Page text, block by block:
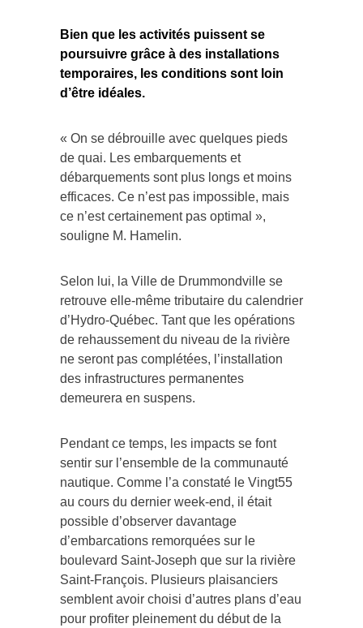
Bien que les activités puissent se
poursuivre grâce à des installations
temporaires, les conditions sont loin
d’être idéales.
« On se débrouille avec quelques pieds
de quai. Les embarquements et
débarquements sont plus longs et moins
efficaces. Ce n’est pas impossible, mais
ce n’est certainement pas optimal »,
souligne M. Hamelin.
Selon lui, la Ville de Drummondville se
retrouve elle-même tributaire du calendrier
d’Hydro-Québec. Tant que les opérations
de rehaussement du niveau de la rivière
ne seront pas complétées, l’installation
des infrastructures permanentes
demeurera en suspens.
Pendant ce temps, les impacts se font
sentir sur l’ensemble de la communauté
nautique. Comme l’a constaté le Vingt55
au cours du dernier week-end, il était
possible d’observer davantage
d’embarcations remorquées sur le
boulevard Saint-Joseph que sur la rivière
Saint-François. Plusieurs plaisanciers
semblent avoir choisi d’autres plans d’eau
pour profiter pleinement du début de la